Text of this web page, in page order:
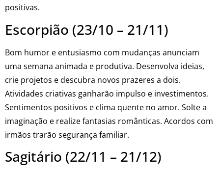
positivas.
Escorpião (23/10 – 21/11)
Bom humor e entusiasmo com mudanças anunciam
uma semana animada e produtiva. Desenvolva ideias,
crie projetos e descubra novos prazeres a dois.
Atividades criativas ganharão impulso e investimentos.
Sentimentos positivos e clima quente no amor. Solte a
imaginação e realize fantasias românticas. Acordos com
irmãos trarão segurança familiar.
Sagitário (22/11 – 21/12)